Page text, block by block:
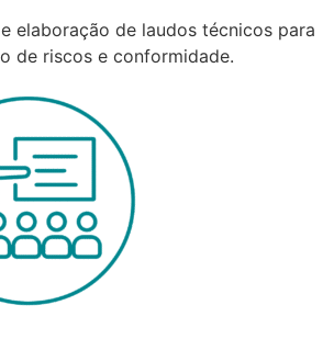
elaboração de laudos técnicos para
de riscos e conformidade.